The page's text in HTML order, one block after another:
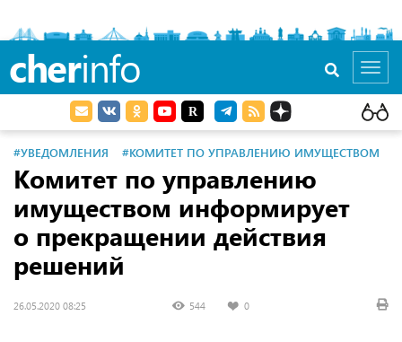
cherinfo
#УВЕДОМЛЕНИЯ #КОМИТЕТ ПО УПРАВЛЕНИЮ ИМУЩЕСТВОМ
Комитет по управлению
имуществом информирует
о прекращении действия
решений
26.05.2020 08:25 544 0